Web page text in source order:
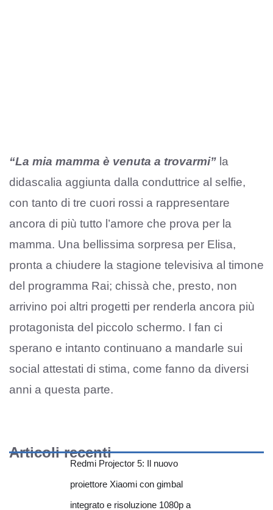
“La mia mamma è venuta a trovarmi” la
didascalia aggiunta dalla conduttrice al selfie,
con tanto di tre cuori rossi a rappresentare
ancora di più tutto l’amore che prova per la
mamma. Una bellissima sorpresa per Elisa,
pronta a chiudere la stagione televisiva al timone
del programma Rai; chissà che, presto, non
arrivino poi altri progetti per renderla ancora più
protagonista del piccolo schermo. I fan ci
sperano e intanto continuano a mandarle sui
social attestati di stima, come fanno da diversi
anni a questa parte.
Articoli recenti
Redmi Projector 5: Il nuovo
proiettore Xiaomi con gimbal
integrato e risoluzione 1080p a